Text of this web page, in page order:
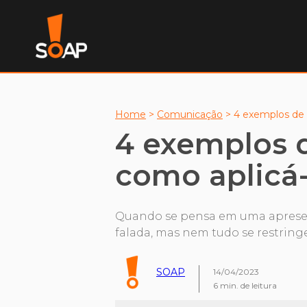
Home > Comunicação > 4 exemplos de
4 exemplos
como
Quando se pensa em uma
falada, mas nem tudo se
SOAP
14/04/2023
6 min. de leitura